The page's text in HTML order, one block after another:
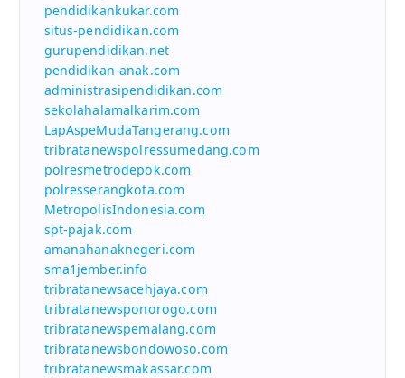
pendidikankukar.com
situs-pendidikan.com
gurupendidikan.net
pendidikan-anak.com
administrasipendidikan.com
sekolahalamalkarim.com
LapAspeMudaTangerang.com
tribratanewspolressumedang.com
polresmetrodepok.com
polresserangkota.com
MetropolisIndonesia.com
spt-pajak.com
amanahanaknegeri.com
sma1jember.info
tribratanewsacehjaya.com
tribratanewsponorogo.com
tribratanewspemalang.com
tribratanewsbondowoso.com
tribratanewsmakassar.com